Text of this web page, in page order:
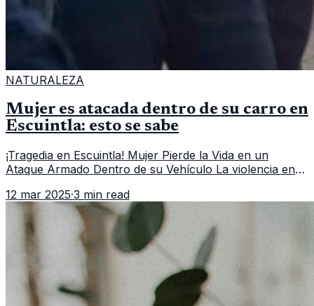
NATURALEZA
Mujer es atacada dentro de su carro en
Escuintla: esto se sabe
¡Tragedia en Escuintla! Mujer Pierde la Vida en un
Ataque Armado Dentro de su Vehículo La violencia en
un ataque armado ha dej
12 mar 2025·3 min read